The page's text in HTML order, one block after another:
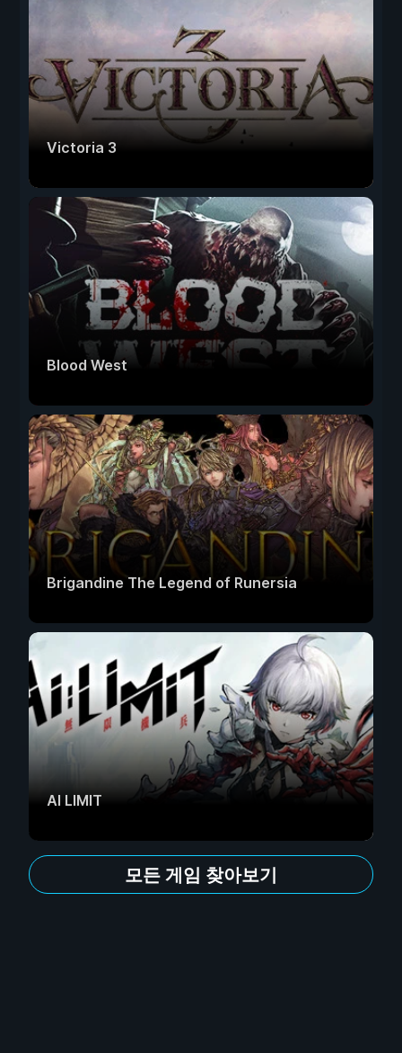
Victoria 3
Blood West
Brigandine The Legend of Runersia
AI LIMIT
모든 게임 찾아보기